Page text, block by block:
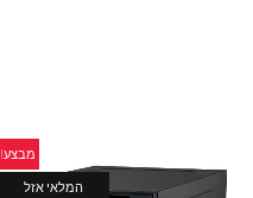
מבצע!
המלאי אזל